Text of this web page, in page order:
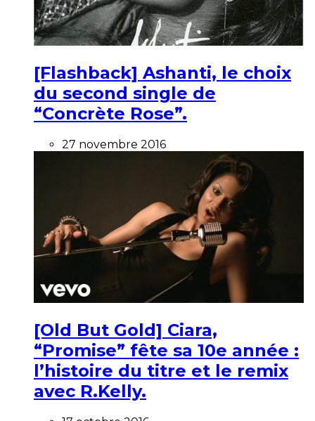
[Flashback] Ashanti, le choix
du second single de
“Concrète Rose”.
27 novembre 2016
[Old But Gold] Ciara,
“Promise” fête sa 10e année :
l’histoire du titre et le remix
avec R.Kelly.